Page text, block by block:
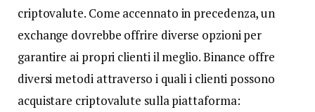
criptovalute. Come accennato in precedenza, un
exchange dovrebbe offrire diverse opzioni per
garantire ai propri clienti il ​​meglio. Binance offre
diversi metodi attraverso i quali i clienti possono
acquistare criptovalute sulla piattaforma: